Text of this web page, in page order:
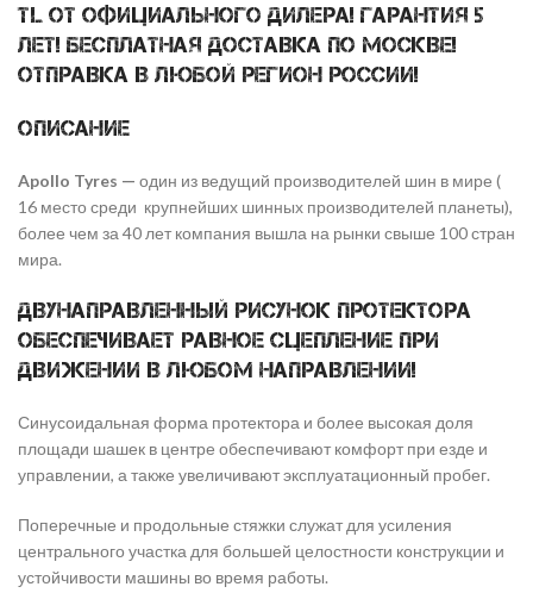
TL от официального дилера! Гарантия 5
лет! Бесплатная доставка по Москве!
Отправка в любой регион России!
Описание
Apollo Tyres — один из ведущий производителей шин в мире (
16 место среди крупнейших шинных производителей планеты),
более чем за 40 лет компания вышла на рынки свыше 100 стран
мира.
Двунаправленный рисунок протектора
обеспечивает равное сцепление при
движении в любом направлении!
Синусоидальная форма протектора и более высокая доля
площади шашек в центре обеспечивают комфорт при езде и
управлении, а также увеличивают эксплуатационный пробег.
Поперечные и продольные стяжки служат для усиления
центрального участка для большей целостности конструкции и
устойчивости машины во время работы.